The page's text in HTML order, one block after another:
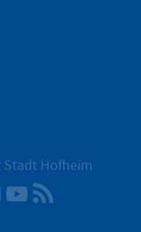
Stadt Hofheim
Instagram
YouTube